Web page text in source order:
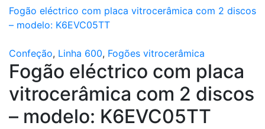
Fogão eléctrico com placa vitrocerâmica com 2 discos
– modelo: K6EVC05TT
Confeção, Linha 600, Fogões vitrocerâmica
Fogão eléctrico com placa
vitrocerâmica com 2 discos
– modelo: K6EVC05TT